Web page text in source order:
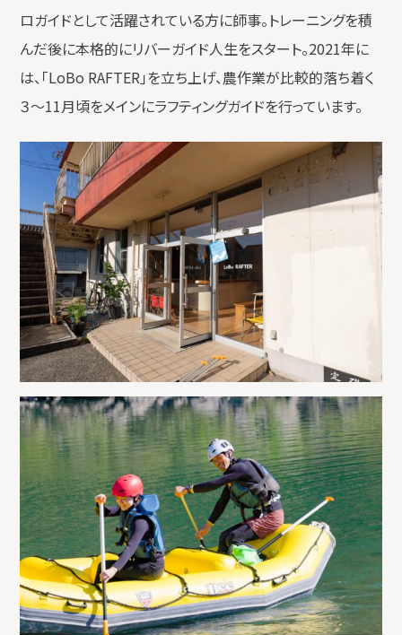
ロガイドとして活躍されている方に師事。トレーニングを積
んだ後に本格的にリバーガイド人生をスタート。2021年に
は、「LoBo RAFTER」を立ち上げ、農作業が比較的落ち着く
３～11月頃をメインにラフティングガイドを行っています。